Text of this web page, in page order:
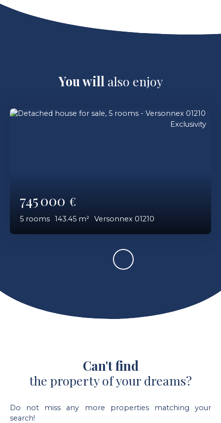
You will also enjoy
745 000 €
5 rooms 143.45 m² Versonnex 01210
Exclusivity
Can't find
the property of your dreams?
Do not miss any more properties matching your
search!